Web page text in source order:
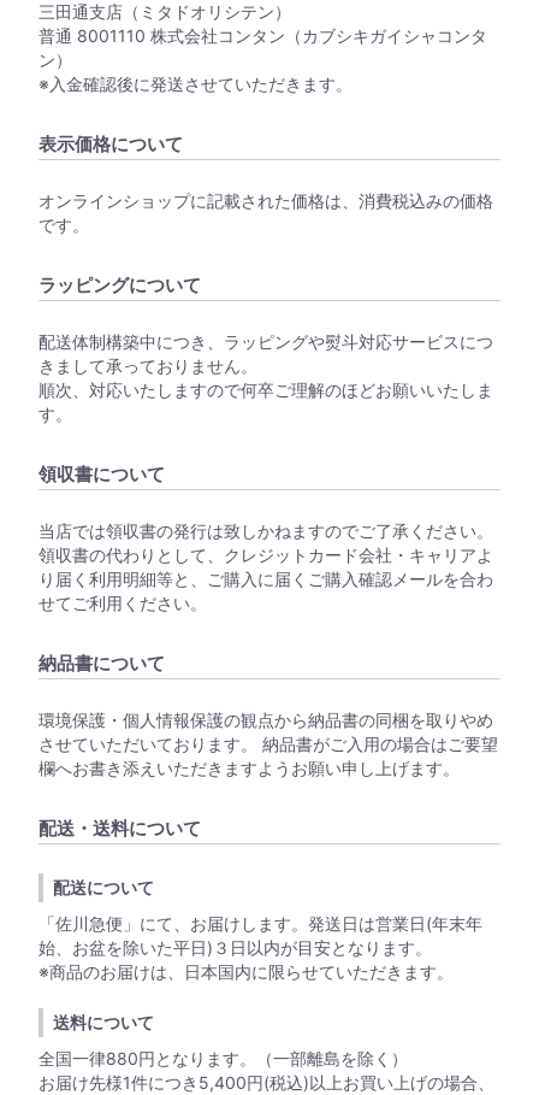
三田通支店（ミタドオリシテン）
普通 8001110 株式会社コンタン（カブシキガイシャコンタ
ン）
※入金確認後に発送させていただきます。
表示価格について
オンラインショップに記載された価格は、消費税込みの価格
です。
ラッピングについて
配送体制構築中につき、ラッピングや熨斗対応サービスにつ
きまして承っておりません。
順次、対応いたしますので何卒ご理解のほどお願いいたしま
す。
領収書について
当店では領収書の発行は致しかねますのでご了承ください。
領収書の代わりとして、クレジットカード会社・キャリアよ
り届く利用明細等と、ご購入に届くご購入確認メールを合わ
せてご利用ください。
納品書について
環境保護・個人情報保護の観点から納品書の同梱を取りやめ
させていただいております。 納品書がご入用の場合はご要望
欄へお書き添えいただきますようお願い申し上げます。
配送・送料について
配送について
「佐川急便」にて、お届けします。発送日は営業日(年末年
始、お盆を除いた平日)３日以内が目安となります。
※商品のお届けは、日本国内に限らせていただきます。
送料について
全国一律880円となります。（一部離島を除く）
お届け先様1件につき5,400円(税込)以上お買い上げの場合、